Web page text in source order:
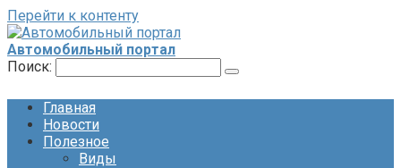
Перейти к контенту
Автомобильный портал
Поиск:
Главная
Новости
Полезное
Виды